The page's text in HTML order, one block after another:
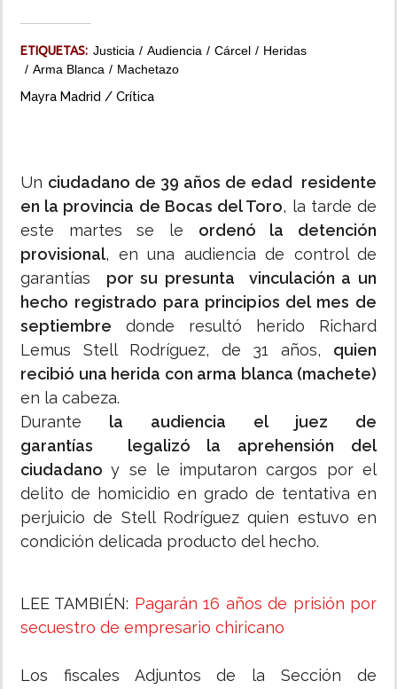
ETIQUETAS: Justicia Audiencia Cárcel
Heridas
Arma Blanca
Machetazo
Mayra Madrid / Crítica
Un ciudadano de 39 años de edad residente
en la provincia de Bocas del Toro, la tarde de
este martes se le ordenó la detención
provisional, en una audiencia de control de
garantías por su presunta vinculación a un
hecho registrado para principios del mes de
septiembre donde resultó herido Richard
Lemus Stell Rodríguez, de 31 años, quien
recibió una herida con arma blanca (machete)
en la cabeza.
Durante la audiencia el juez de
garantías
legalizó la aprehensión del
ciudadanoy se le imputaron cargos por el
delito de homicidio en grado de tentativa en
perjuicio de Stell Rodríguez quien estuvo en
condición delicada producto del hecho.
LEE TAMBIÉN: Pagarán 16 años de prisión por
secuestro de empresario chiricano
Los fiscales Adjuntos de la Sección de